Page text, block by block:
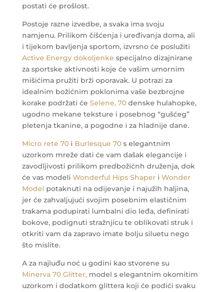
postati će prošlost.
Postoje razne izvedbe, a svaka ima svoju
namjenu. Prilikom čišćenja i uređivanja doma, ali
i tijekom bavljenja sportom, izvrsno će poslužiti
Active Energy dokoljenke specijalno dizajnirane
za sportske aktivnosti koje će vašim umornim
mišićima pružiti brži oporavak. U potrazi za
idealnim božićnim poklonima vaše bezbrojne
korake podržati će Selene, 70denske hulahopke,
ugodno mekane teksture i posebnog “gušćeg”
pletenja tkanine, a pogodne i za hladnije dane.
Micro rete 70i Burlesque 70s elegantnim
uzorkom mreže dati će vam dašak elegancije i
zavodljivosti prilikom predbožićnh druženja, dok
će vas modeli Wonderful Hips Shaperi Wonder
Model potaknuti na odijevanje i najužih haljina,
jer će zahvaljujući svojim posebnim elastičnim
trakama podupirati lumbalni dio leđa, definirati
bokove, podignuti stražnjicu te oblikovati struk i
otkriti vam da zapravo imate bolju siluetu nego
što mislite.
A za najluđu noć u godini kao stvorene su
Minerva 70 Glitter,model s elegantnim okomitim
uzorkom i dodatkom glittera koji će podići svaku